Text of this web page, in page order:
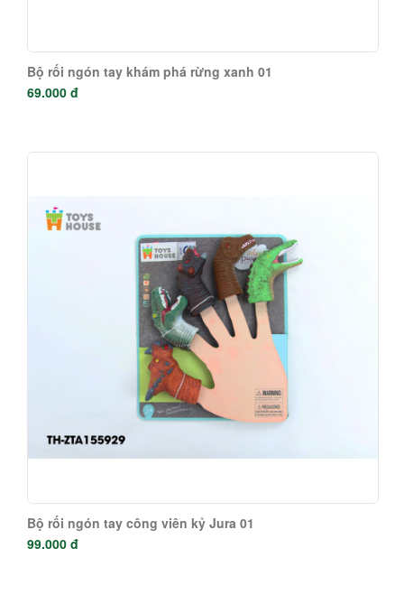
Bộ rối ngón tay khám phá rừng xanh 01
69.000 đ
Bộ rối ngón tay công viên kỷ Jura 01
99.000 đ